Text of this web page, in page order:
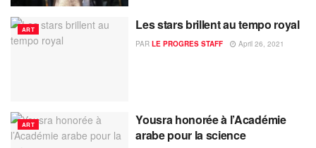
ART Les stars brillent au tempo royal
PAR LE PROGRES STAFF April 26, 2021
ART
Yousra honorée à l’Académie
arabe pour la science